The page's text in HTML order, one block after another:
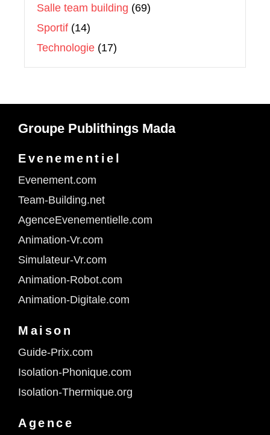
Salle team building (69)
Sportif (14)
Technologie (17)
Groupe Publithings Mada
Evenementiel
Evenement.com
Team-Building.net
AgenceEvenementielle.com
Animation-Vr.com
Simulateur-Vr.com
Animation-Robot.com
Animation-Digitale.com
Maison
Guide-Prix.com
Isolation-Phonique.com
Isolation-Thermique.org
Agence